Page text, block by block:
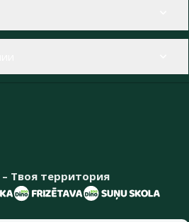
– Твоя территория